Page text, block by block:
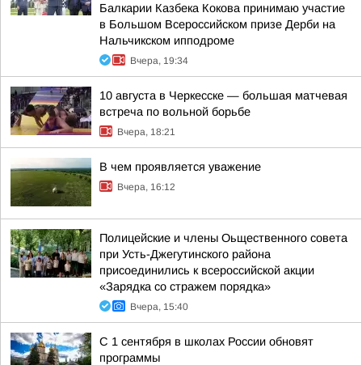
Балкарии Казбека Кокова принимаю участие
в Большом Всероссийском призе Дерби на
Нальчикском ипподроме
Вчера, 19:34
10 августа в Черкесске — большая матчевая
встреча по вольной борьбе
Вчера, 18:21
В чем проявляется уважение
Вчера, 16:12
Полицейские и члены Оьщественного совета
при Усть-Джегутинского района
присоединились к всероссийской акции
«Зарядка со стражем порядка»
Вчера, 15:40
С 1 сентября в школах России обновят
программы